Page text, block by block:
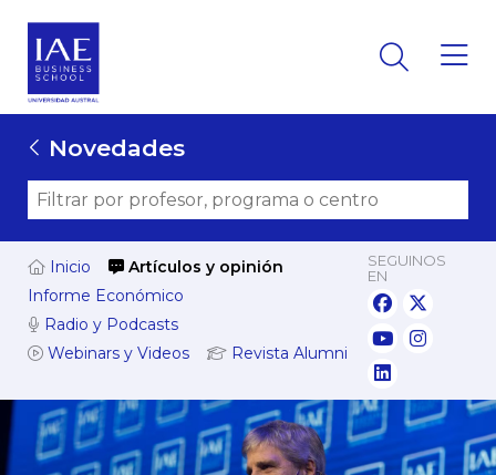
Novedades
Inicio
Artículos y opinión
Informe Económico
Radio y Podcasts
Webinars y Videos
Revista Alumni
SEGUINOS
EN